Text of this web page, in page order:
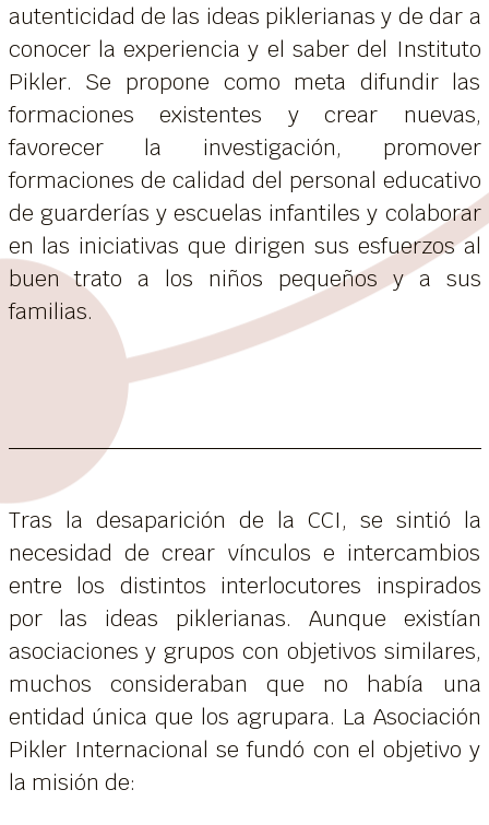
autenticidad de las ideas piklerianas y de dar a
conocer la experiencia y el saber del Instituto
Pikler. Se propone como meta difundir las
formaciones existentes y crear nuevas,
favorecer la investigación, promover
formaciones de calidad del personal educativo
de guarderías y escuelas infantiles y colaborar
en las iniciativas que dirigen sus esfuerzos al
buen trato a los niños pequeños y a sus
familias.
Tras la desaparición de la CCI, se sintió la
necesidad de crear vínculos e intercambios
entre los distintos interlocutores inspirados
por las ideas piklerianas. Aunque existían
asociaciones y grupos con objetivos similares,
muchos consideraban que no había una
entidad única que los agrupara. La Asociación
Pikler Internacional se fundó con el objetivo y
la misión de: